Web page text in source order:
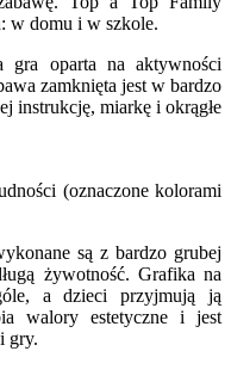
w domu i w szkole.
oparta na aktywności
zamknięta jest w bardzo
instrukcję, miarkę i okrągłe
(oznaczone kolorami
są z bardzo grubej
żywotność. Grafika na
a dzieci przyjmują ją
walory estetyczne i jest
gry.